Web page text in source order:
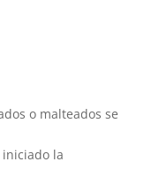
o malteados se
la